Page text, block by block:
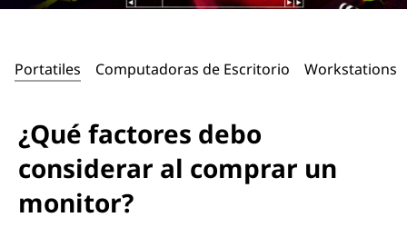
Portatiles Computadoras de Escritorio Workstations
¿Qué factores debo
considerar al comprar un
monitor?